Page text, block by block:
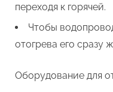
переходя к горячей.
Чтобы
отогрева его сразу
Оборудование для